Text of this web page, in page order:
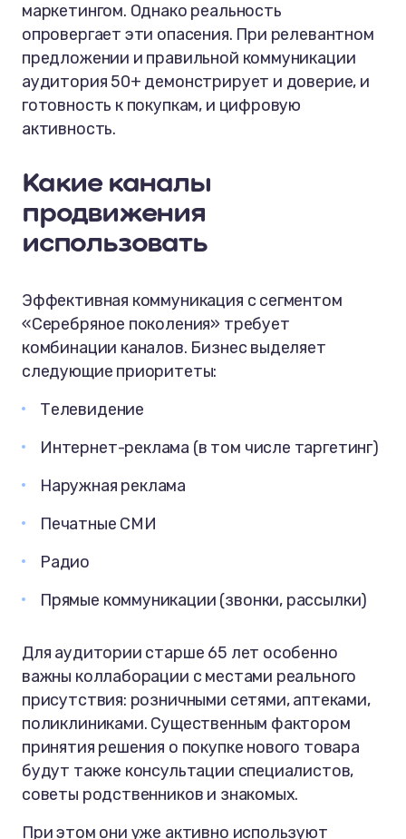
маркетингом. Однако реальность
опровергает эти опасения. При релевантном
предложении и правильной коммуникации
аудитория 50+ демонстрирует и доверие, и
готовность к покупкам, и цифровую
активность.
Какие каналы
продвижения
использовать
Эффективная коммуникация с сегментом
«Серебряное поколения» требует
комбинации каналов. Бизнес выделяет
следующие приоритеты:
Телевидение
Интернет-реклама (в том числе таргетинг)
Наружная реклама
Печатные СМИ
Радио
Прямые коммуникации (звонки, рассылки)
Для аудитории старше 65 лет особенно
важны коллаборации с местами реального
присутствия: розничными сетями, аптеками,
поликлиниками. Существенным фактором
принятия решения о покупке нового товара
будут также консультации специалистов,
советы родственников и знакомых.
При этом они уже активно используют